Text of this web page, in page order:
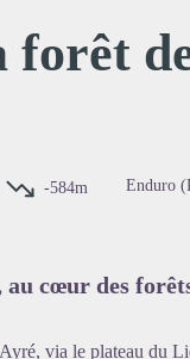
forêt
-584m
Enduro
cœur des
via le plateau du